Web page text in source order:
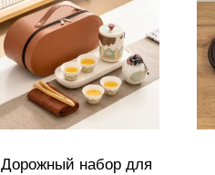
Дорожный набор для